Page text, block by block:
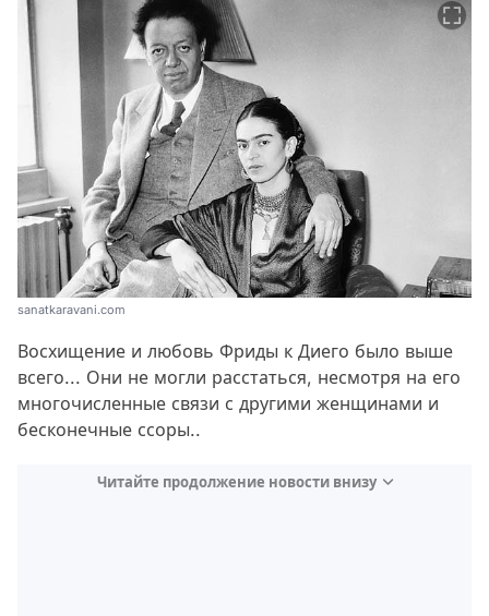
sanatkaravani.com
Восхищение и любовь Фриды к Диего было выше
всего... Они не могли расстаться, несмотря на его
многочисленные связи с другими женщинами и
бесконечные ссоры..
Читайте продолжение новости внизу